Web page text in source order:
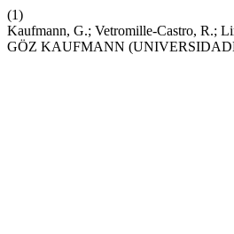
(1)
Kaufmann, G.; Vetromille-Castro,
GÖZ KAUFMANN